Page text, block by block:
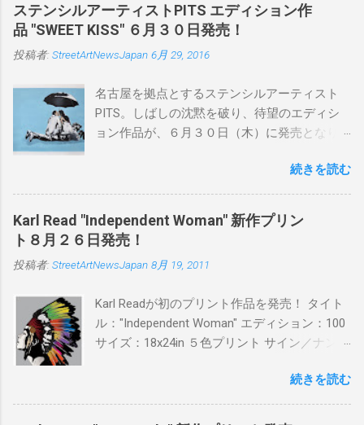
ステンシルアーティストPITS エディション作
品 "SWEET KISS" ６月３０日発売！
投稿者: StreetArtNewsJapan 6月 29, 2016
名古屋を拠点とするステンシルアーティスト
PITS。しばしの沈黙を破り、待望のエディシ
ョン作品が、６月３０日（木）に発売となり
品に落とし込むスタイルは今作でも健在。(
PITSの過去記事はこちらから ) 発売日：6月30
日(木)19時 タイトル：SWEET KISS カラー：
BLUE/MINT GREEN/PINK/YELLOW エディショ
ン：各色５ サイズ：800mm × 550mm 価格：
¥16,000(¥17,280) 購入は、 こちら から
続きを読む
Karl Read "Independent Woman" 新作プリン
ト８月２６日発売！
投稿者: StreetArtNewsJapan 8月 19, 2011
Karl Readが初のプリント作品を発売！ タイト
ル："Independent Woman" エディション：100
サイズ：18x24in ５色プリント サイン／ナンバ
ドフィニッシュバージョン（エディション：
25）$125 購入は８月２６日に こちら から
続きを読む